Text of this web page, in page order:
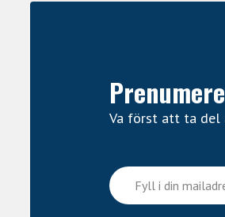
Va först att ta del